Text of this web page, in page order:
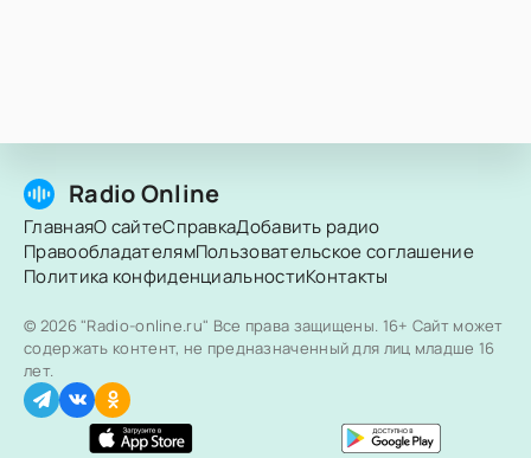
Radio Online
ГлавнаяО сайтеСправкаДобавить радио
ПравообладателямПользовательское соглашение
Политика конфиденциальностиКонтакты
© 2026 "Radio-online.ru" Все права защищены. 16+ Сайт может
содержать контент, не предназначенный для лиц младше 16
лет.